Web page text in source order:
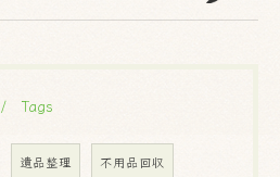
Tags
遺品整理 不用品回収